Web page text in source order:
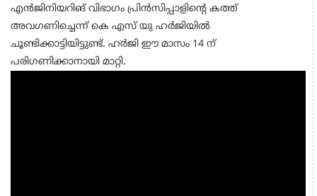
എന്‍ജിനിയറിങ് വിഭാഗം പ്രിന്‍സിപ്പാളിന്റെ കത്ത്
അവഗണിച്ചെന്ന് കെ എസ് യു ഹര്‍ജിയില്‍
ചൂണ്ടിക്കാട്ടിയിട്ടുണ്ട്. ഹര്‍ജി ഈ മാസം 14 ന്
പരിഗണിക്കാനായി മാറ്റി.